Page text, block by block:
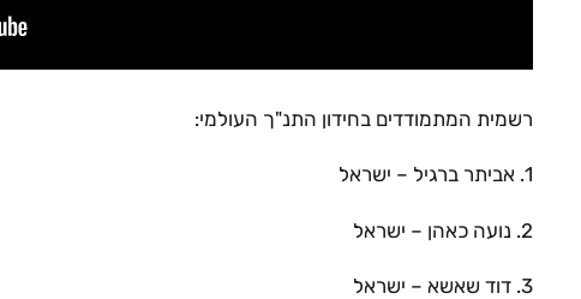
רשמית המתמודדים בחידון התנ"ך העולמי:
1. אביתר ברגיל – ישראל
2. נועה כאהן – ישראל
3. דוד שאשא – ישראל